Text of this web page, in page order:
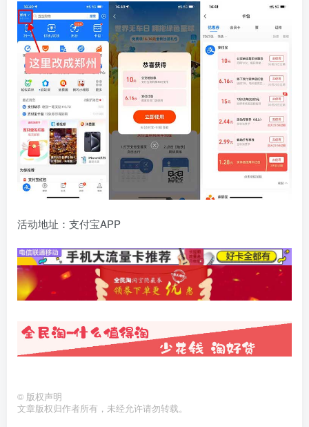
活动地址：支付宝APP
© 版权声明
文章版权归作者所有，未经允许请勿转载。